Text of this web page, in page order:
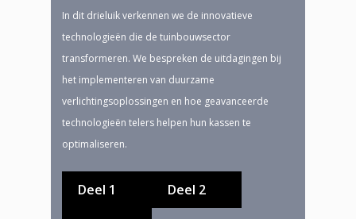
In dit drieluik verkennen we de innovatieve
technologieën die de tuinbouwsector
transformeren. We bespreken de uitdagingen bij
het implementeren van duurzame
verlichtingsoplossingen en hoe geavanceerde
technologieën telers helpen hun kassen te
optimaliseren.
Deel 1 Deel 2